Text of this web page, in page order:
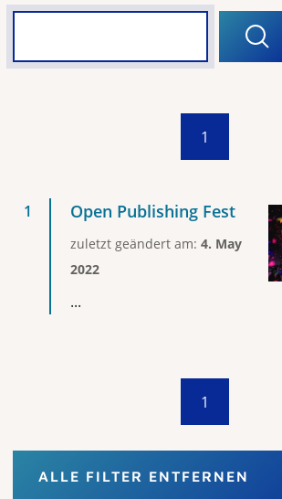
1
Open Publishing Fest
zuletzt geändert am: 4. May
2022
...
1
ALLE FILTER ENTFERNEN